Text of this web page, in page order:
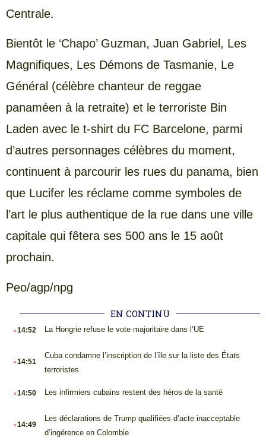
Centrale.
Bientôt le ‘Chapo’ Guzman, Juan Gabriel, Les
Magnifiques, Les Démons de Tasmanie, Le
Général (célèbre chanteur de reggae
panaméen à la retraite) et le terroriste Bin
Laden avec le t-shirt du FC Barcelone, parmi
d’autres personnages célèbres du moment,
continuent à parcourir les rues du panama, bien
que Lucifer les réclame comme symboles de
l’art le plus authentique de la rue dans une ville
capitale qui fêtera ses 500 ans le 15 août
prochain.
Peo/agp/npg
EN CONTINU
.14:52 La Hongrie refuse le vote majoritaire dans l’UE
.14:51
Cuba condamne l’inscription de l’île sur la liste des États
terroristes
.14:50 Les infirmiers cubains restent des héros de la santé
.14:49
Les déclarations de Trump qualifiées d’acte inacceptable
d’ingérence en Colombie